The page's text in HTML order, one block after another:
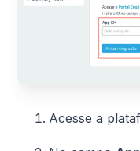
Acesse a